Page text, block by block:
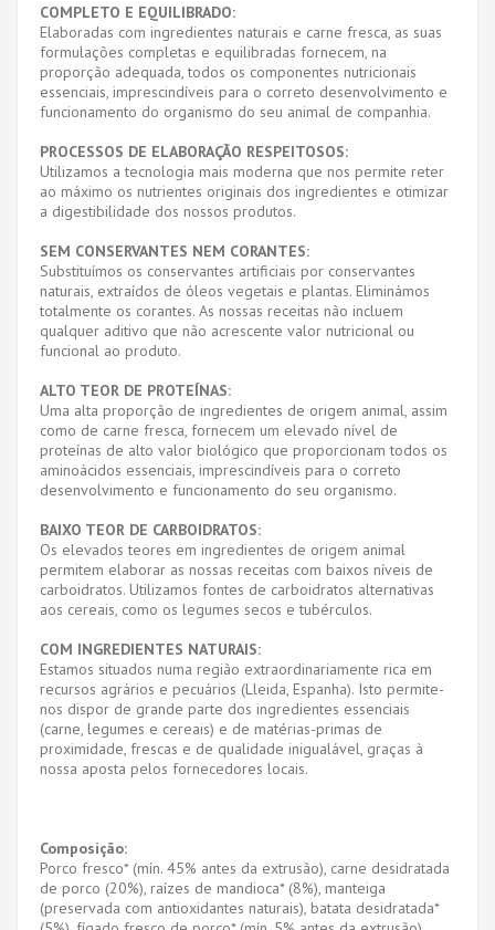
COMPLETO E EQUILIBRADO:
Elaboradas com ingredientes naturais e carne fresca, as suas
formulações completas e equilibradas fornecem, na
proporção adequada, todos os componentes nutricionais
essenciais, imprescindíveis para o correto desenvolvimento e
funcionamento do organismo do seu animal de companhia.
PROCESSOS DE ELABORAÇÃO RESPEITOSOS:
Utilizamos a tecnologia mais moderna que nos permite reter
ao máximo os nutrientes originais dos ingredientes e otimizar
a digestibilidade dos nossos produtos.
SEM CONSERVANTES NEM CORANTES:
Substituímos os conservantes artificiais por conservantes
naturais, extraídos de óleos vegetais e plantas. Eliminámos
totalmente os corantes. As nossas receitas não incluem
qualquer aditivo que não acrescente valor nutricional ou
funcional ao produto.
ALTO TEOR DE PROTEÍNAS:
Uma alta proporção de ingredientes de origem animal, assim
como de carne fresca, fornecem um elevado nível de
proteínas de alto valor biológico que proporcionam todos os
aminoácidos essenciais, imprescindíveis para o correto
desenvolvimento e funcionamento do seu organismo.
BAIXO TEOR DE CARBOIDRATOS:
Os elevados teores em ingredientes de origem animal
permitem elaborar as nossas receitas com baixos níveis de
carboidratos. Utilizamos fontes de carboidratos alternativas
aos cereais, como os legumes secos e tubérculos.
COM INGREDIENTES NATURAIS:
Estamos situados numa região extraordinariamente rica em
recursos agrários e pecuários (Lleida, Espanha). Isto permite-
nos dispor de grande parte dos ingredientes essenciais
(carne, legumes e cereais) e de matérias-primas de
proximidade, frescas e de qualidade inigualável, graças à
nossa aposta pelos fornecedores locais.
Composição:
Porco fresco* (mín. 45% antes da extrusão), carne desidratada
de porco (20%), raízes de mandioca* (8%), manteiga
(preservada com antioxidantes naturais), batata desidratada*